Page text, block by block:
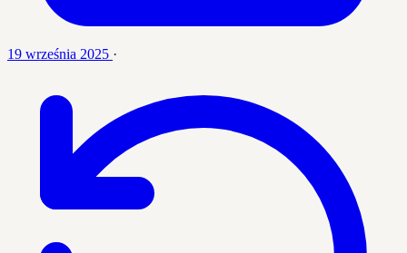
19 września 2025 ·